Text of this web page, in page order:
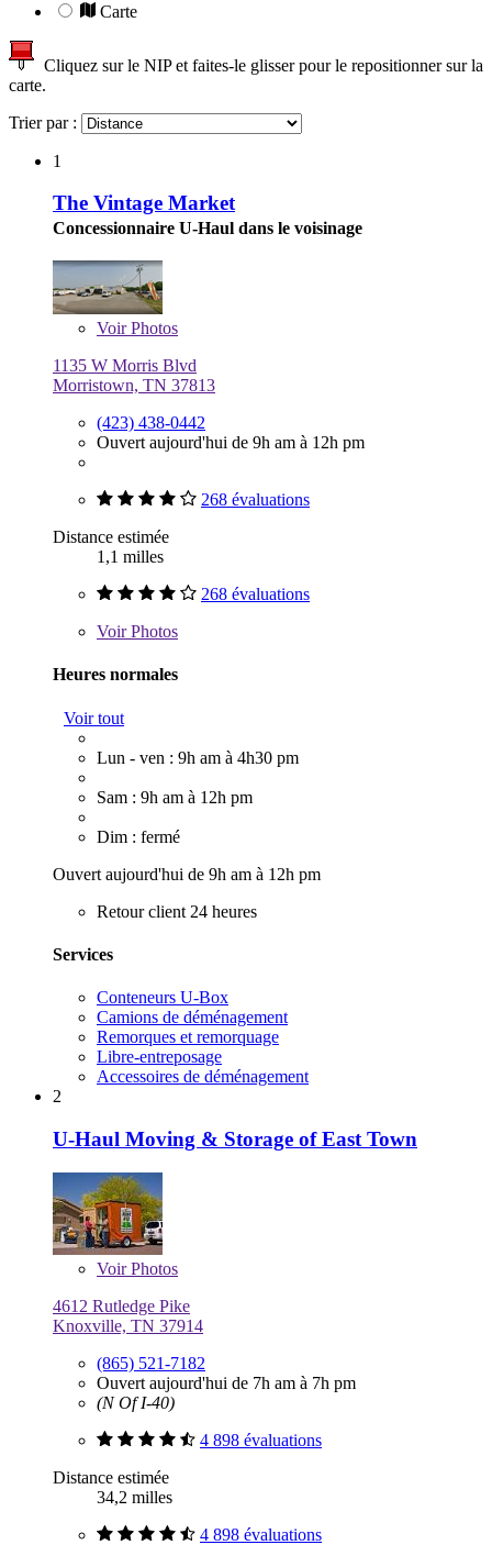
Carte
Cliquez sur le NIP et faites-le glisser pour le repositionner sur la
carte.
Trier par :
1
The Vintage Market
Concessionnaire U-Haul dans le voisinage
VoirPhotos
1135 W Morris Blvd
Morristown, TN 37813
(423) 438-0442
Ouvert aujourd'hui de 9h am à 12h pm
268 évaluations
Distance estimée
1,1 milles
268 évaluations
VoirPhotos
Heures normales
Voir tout
Lun - ven : 9h am à 4h30 pm
Sam : 9h am à 12h pm
Dim : fermé
Ouvert aujourd'hui de 9h am à 12h pm
Retour client 24 heures
Services
Conteneurs U-Box
Camions de déménagement
Remorques et remorquage
Libre-entreposage
Accessoires de déménagement
2
U-Haul Moving & Storage of East Town
VoirPhotos
4612 Rutledge Pike
Knoxville, TN 37914
(865) 521-7182
Ouvert aujourd'hui de 7h am à 7h pm
(N Of I-40)
4 898 évaluations
Distance estimée
34,2 milles
4 898 évaluations